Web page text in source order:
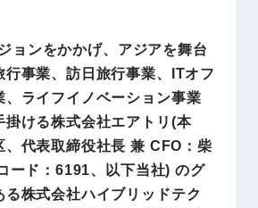
ョンをかかげ、アジアを舞台
行事業、訪日旅行事業、ITオフ
、ライフイノベーション事業
掛ける株式会社エアトリ(本
、代表取締役社長 兼 CFO：柴
ード：6191、以下当社) のグ
る株式会社ハイブリッドテク